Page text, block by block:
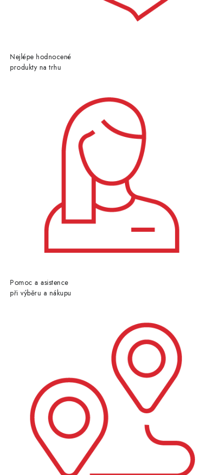
Nejlépe hodnocené
produkty na trhu
Pomoc a asistence
při výběru a nákupu